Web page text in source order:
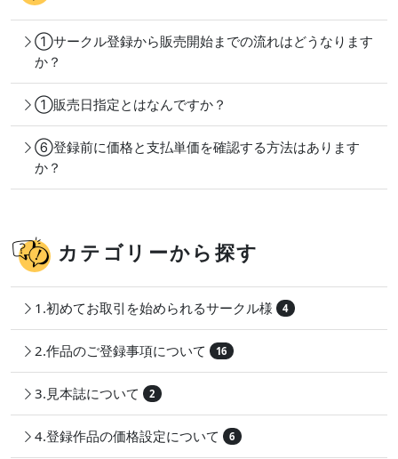
①サークル登録から販売開始までの流れはどうなります
か？
①販売日指定とはなんですか？
⑥登録前に価格と支払単価を確認する方法はあります
か？
カテゴリーから探す
1.初めてお取引を始められるサークル様 4
2.作品のご登録事項について 16
3.見本誌について 2
4.登録作品の価格設定について 6